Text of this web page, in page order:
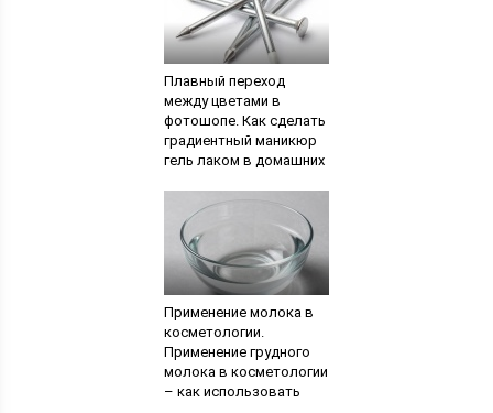
Плавный переход
между цветами в
фотошопе. Как сделать
градиентный маникюр
гель лаком в домашних
Применение молока в
косметологии.
Применение грудного
молока в косметологии
– как использовать